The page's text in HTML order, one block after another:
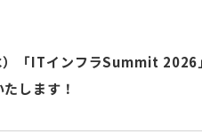
）「ITインフラSummit
します！